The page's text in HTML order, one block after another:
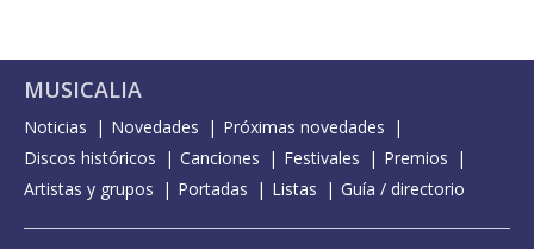
MUSICALIA
Noticias Novedades
Próximas novedades
Discos históricos
Canciones Festivales
Premios
Artistas y grupos
Portadas Listas Guía / directorio